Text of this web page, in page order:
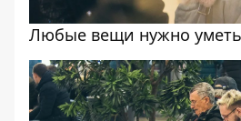
Любые вещи нужно уметь